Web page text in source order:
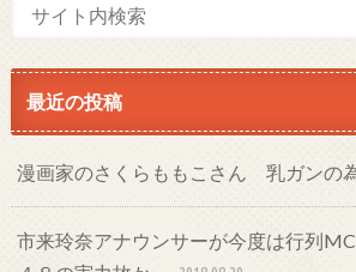
最近の投稿
漫画家のさくらももこさん 乳ガンの
市来玲奈アナウンサーが今度は行列